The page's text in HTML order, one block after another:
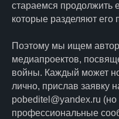
стараемся продолжить
которые разделяют его
Поэтому мы ищем
медиапроектов,
войны. Каждый может
лично, прислав заявку
pobeditel@yandex.ru
профессиональные